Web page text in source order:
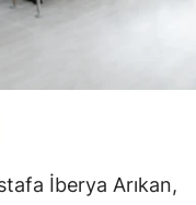
İberya Arıkan,